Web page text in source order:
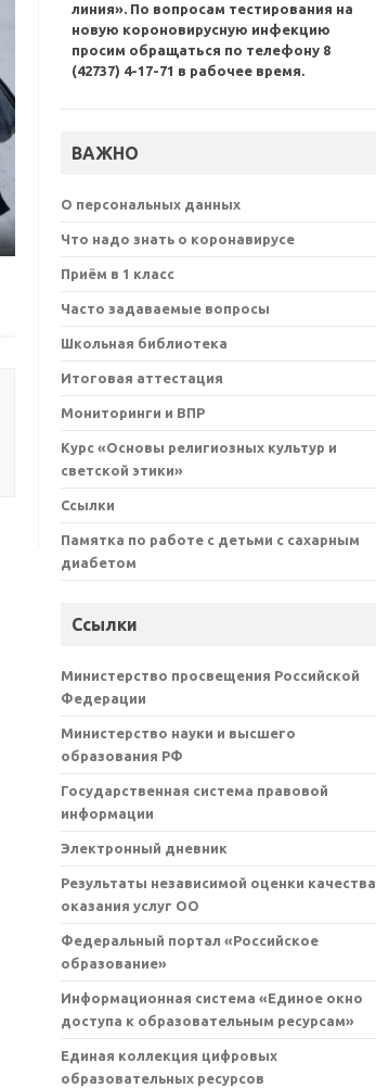
Правила поведения на воде
линия». По вопросам тестирования на
новую короновирусную инфекцию
просим обращаться по телефону 8
(42737) 4-17-71 в рабочее время.
ВАЖНО
О персональных данных
Что надо знать о коронавирусе
Приём в 1 класс
Часто задаваемые вопросы
Школьная библиотека
Итоговая аттестация
Мониторинги и ВПР
Курс «Основы религиозных культур и
светской этики»
Ссылки
Памятка по работе с детьми с сахарным
диабетом
Ссылки
Министерство просвещения Российской
Федерации
Министерство науки и высшего
образования РФ
Государственная система правовой
информации
Электронный дневник
Результаты независимой оценки качества
оказания услуг ОО
Федеральный портал «Российское
образование»
Информационная система «Единое окно
доступа к образовательным ресурсам»
Единая коллекция цифровых
образовательных ресурсов